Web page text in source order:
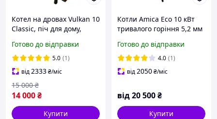
Котел на дровах Vulkan 10
Classic, піч для дому,
обігрівач,
Готово до відправки
5.0 (1)
від2333₴/міс
14 000₴
15 000 ₴
Купити
Котли Amica Есо 10 кВт
тривалого горіння 5,2 мм
Готово до відправки
4.0 (1)
від2050₴/міс
від20 500₴
Купити